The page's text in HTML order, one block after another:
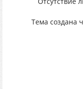
Тема создана